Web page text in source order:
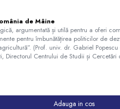
de Mâine
argumentată și utilă pentru a oferi
pentru îmbunătățirea politicilor de
(Prof. univ. dr. Gabriel
Directorul Centrului de Studii și Cercetări
Adauga in cos